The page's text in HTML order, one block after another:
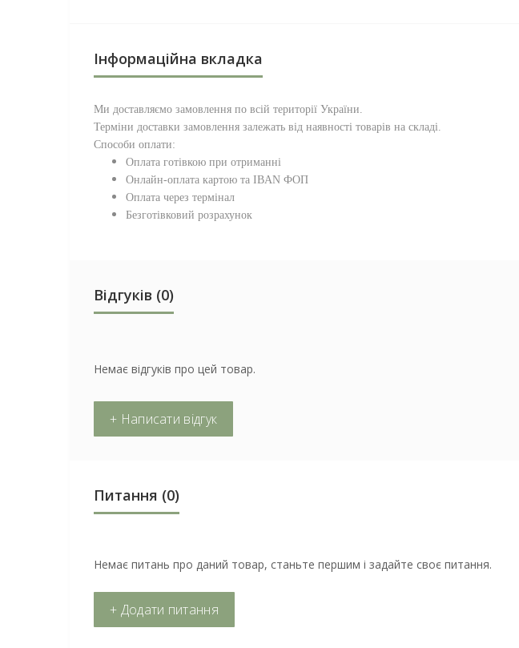
Інформаційна вкладка
Ми доставляємо замовлення по всій території України.
Терміни доставки замовлення залежать від наявності товарів на складі.
Способи оплати:
Оплата готівкою при отриманні
Онлайн-оплата картою та IBAN ФОП
Оплата через термінал
Безготівковий розрахунок
Відгуків (0)
Немає відгуків про цей товар.
+ Написати відгук
Питання (0)
Немає питань про даний товар, станьте першим і задайте своє питання.
+ Додати питання